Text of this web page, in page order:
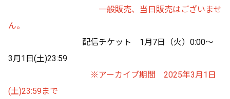
一般販売、当日販売はございませ
ん。
配信チケット 1月7日（火）0:00〜
3月1日(土)23:59
※アーカイブ期間 2025年3月1日
(土)23:59まで